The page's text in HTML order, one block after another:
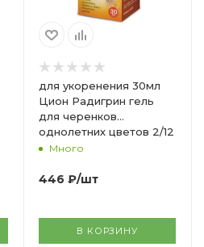
для укоренения 30мл
Цион Радигрин гель
для черенков
однолетних цветов 2/12
ЦРМного
446 ₽/шт
В КОРЗИНУ